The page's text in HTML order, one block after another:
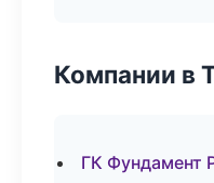
Компании в
ГК Фундамент